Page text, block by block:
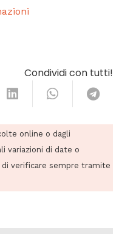
Condividi con tutti!
online o dagli
variazioni di date o
verificare sempre tramite